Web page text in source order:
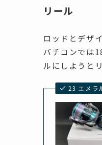
リール
ロッドとデザ
バチコンでは
ルにしようと
23 エメラ